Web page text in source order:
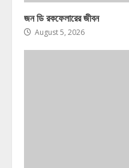
জন ডি রকফেলারের জীবন
August 5, 2026